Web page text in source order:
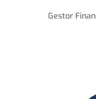
Gestor